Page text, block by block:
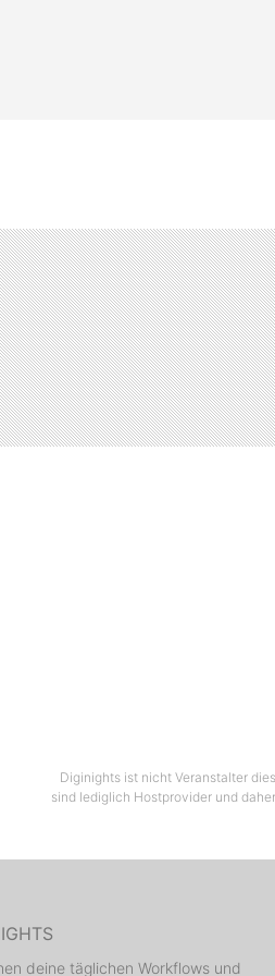
Diginights ist nicht Veranstalter
sind lediglich Hostprovider und
deine täglichen Workflows und